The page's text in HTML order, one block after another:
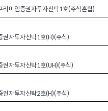
리미엄증권자투자신탁1호(주식혼합)
권자투자신탁1호(H)(주식)
권자투자신탁1호(UH)(주식)
권자투자신탁2호(H)(주식)